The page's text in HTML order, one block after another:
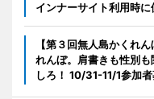
インナーサイト利用時
【第３回無人島かくれ
れんぼ。肩書きも性別
しろ！ 10/31-11/1参加